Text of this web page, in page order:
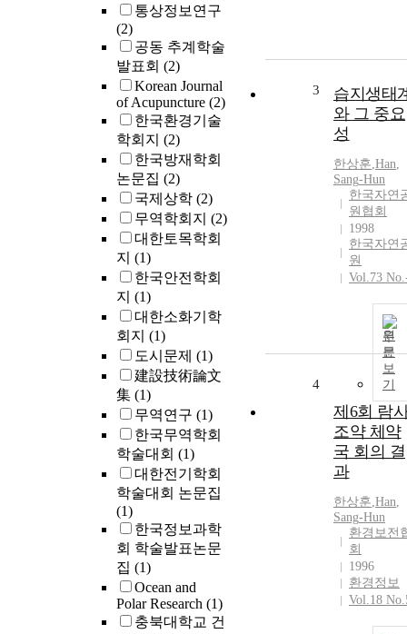
통상정보연구
(2)
공동 추계학술
발표회 (2)
Korean Journal
of Acupuncture (2)
한국환경기술
학회지 (2)
한국방재학회
논문집 (2)
국제상학 (2)
무역학회지 (2)
대한토목학회
지 (1)
한국안전학회
지 (1)
대한소화기학
회지 (1)
도시문제 (1)
建設技術論文
集 (1)
무역연구 (1)
한국무역학회
학술대회 (1)
대한전기학회
학술대회 논문집
(1)
한국정보과학
회 학술발표논문
집 (1)
Ocean and
Polar Research (1)
충북대학교 건
3
습지생태
와 그 중요
성
한상훈,Han,
Sang-Hun
한국자연
원협회
1998
한국자연
원
Vol.73
원
문
보
기
4
제6회 람
조약 체약
국 회의 결
과
한상훈,Han,
Sang-Hun
환경보전
회
1996
환경정보
Vol.18